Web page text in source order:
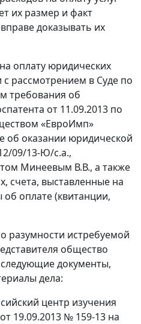
их размер и факт
доказывать их
оплату юридических
с рассмотрением в Суде по
требования об
от 11.09.2013 по
«ЕвроИмп»
об оказании юридической
09/13-Ю/с.а.,
Минеевым В.В., а также
счета, выставленные на
об оплате (квитанции,
разумности истребуемой
общество
документы,
дела:
центр изучения
19.09.2013 № 159-13 на